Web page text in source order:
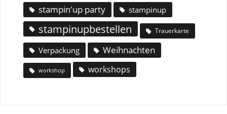
stampin'up party stampinup
stampinupbestellen Trauerkarte
Verpackung Weihnachten
workshop workshops